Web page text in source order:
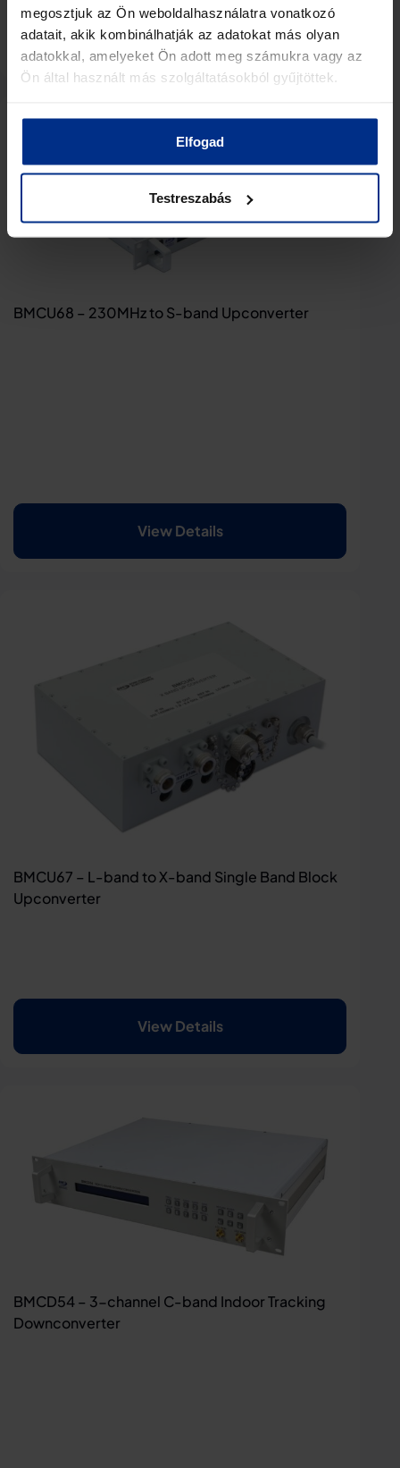
megosztjuk az Ön weboldalhasználatra vonatkozó
adatait, akik kombinálhatják az adatokat más olyan
adatokkal, amelyeket Ön adott meg számukra vagy az
Ön által használt más szolgáltatásokból gyűjtöttek.
Elfogad
Testreszabás
View Details
BMCU68 – 230MHz to S-band Upconverter
View Details
BMCU67 – L-band to X-band Single Band Block
Upconverter
View Details
BMCD54 – 3-channel C-band Indoor Tracking
Downconverter